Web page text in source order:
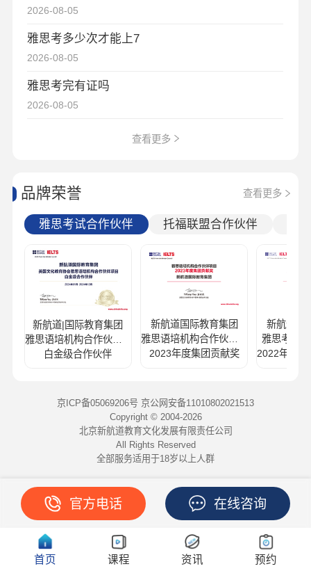
2026-08-05
雅思考多少次才能上7
2026-08-05
雅思考完有证吗
2026-08-05
查看更多
品牌荣誉 查看更多
雅思考试合作伙伴 托福联盟合作伙伴
新航道|国际教育集团
雅思语培机构合作伙伴项目
白金级合作伙伴
新航道国际教育集团
雅思语培机构合作伙伴项目
2023年度集团贡献奖
新航道国
雅思考试
京ICP备05069206号 京公网安备11010802021513
Copyright © 2004-2026
北京新航道教育文化发展有限责任公司
All Rights Reserved
全部服务适用于18岁以上人群
官方电话 在线咨询
首页 课程 资讯 预约